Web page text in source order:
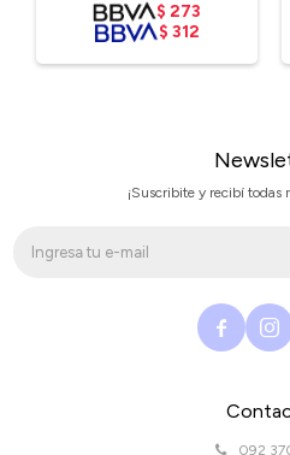
$ 273
$ 312
092
¡Suscribite y recibí todas
 